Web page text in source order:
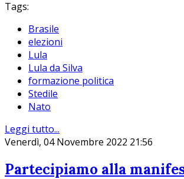
Tags:
Brasile
elezioni
Lula
Lula da Silva
formazione politica
Stedile
Nato
Leggi tutto...
Venerdì, 04 Novembre 2022 21:56
Partecipiamo alla